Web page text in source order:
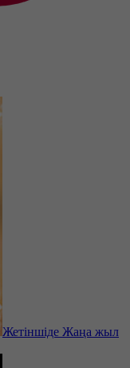
Жетіншіде Жаңа жыл